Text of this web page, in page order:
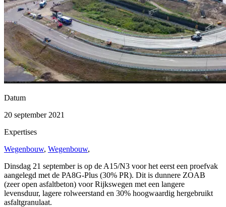
Datum
20 september 2021
Expertises
Wegenbouw, Wegenbouw,
Dinsdag 21 september is op de A15/N3 voor het eerst een proefvak
aangelegd met de PA8G-Plus (30% PR). Dit is dunnere ZOAB
(zeer open asfaltbeton) voor Rijkswegen met een langere
levensduur, lagere rolweerstand en 30% hoogwaardig hergebruikt
asfaltgranulaat.